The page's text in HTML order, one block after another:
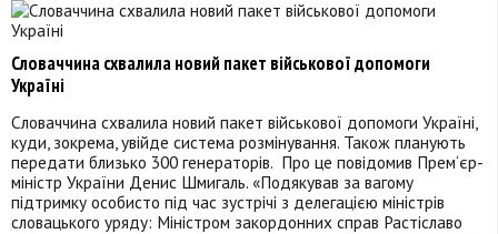
Словаччина схвалила новий пакет військової допомоги
Україні
Словаччина схвалила новий пакет військової допомоги Україні,
куди, зокрема, увійде система розмінування. Також планують
передати близько 300 генераторів. Про це повідомив Прем‘єр-
міністр України Денис Шмигаль. «Подякував за вагому
підтримку особисто під час зустрічі з делегацією міністрів
словацького уряду: Міністром закордонних справ Растіславо